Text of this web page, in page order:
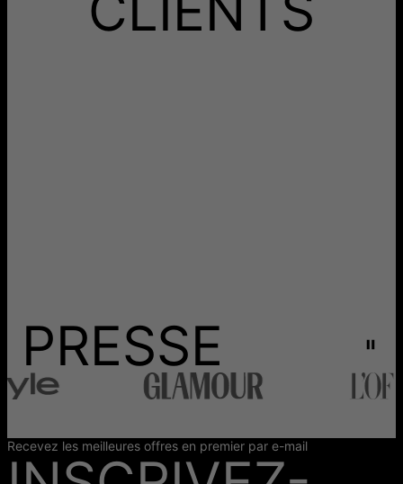
production.
PRESSE
Recevez les meilleures offres en premier par e-mail